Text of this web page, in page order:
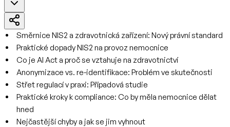
Směrnice NIS2 a zdravotnická zařízení: Nový právní standard
Praktické dopady NIS2 na provoz nemocnice
Co je AI Act a proč se vztahuje na zdravotnictví
Anonymizace vs. re-identifikace: Problém ve skutečnosti
Střet regulací v praxi: Případová studie
Praktické kroky k compliance: Co by měla nemocnice dělat
hned
Nejčastější chyby a jak se jim vyhnout